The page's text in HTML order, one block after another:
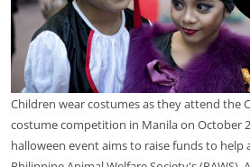
Children wear costumes as they attend the
costume competition in Manila on October
halloween event aims to raise funds to help